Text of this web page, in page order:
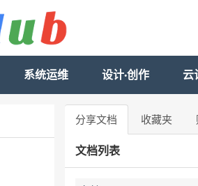
系统运维 设计·创作 云
分享文档 收藏夹
文档列表